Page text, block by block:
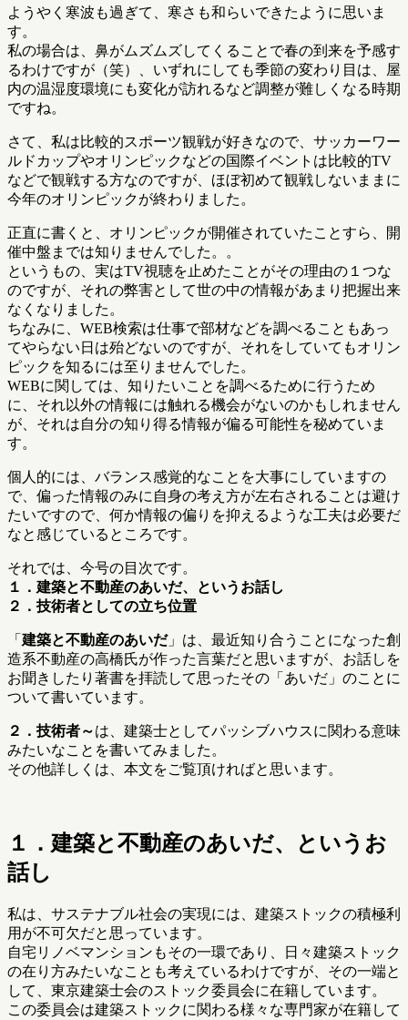
ようやく寒波も過ぎて、寒さも和らいできたように思いま
す。
私の場合は、鼻がムズムズしてくることで春の到来を予感す
るわけですが（笑）、いずれにしても季節の変わり目は、屋
内の温湿度環境にも変化が訪れるなど調整が難しくなる時期
ですね。
さて、私は比較的スポーツ観戦が好きなので、サッカーワー
ルドカップやオリンピックなどの国際イベントは比較的TV
などで観戦する方なのですが、ほぼ初めて観戦しないままに
今年のオリンピックが終わりました。
正直に書くと、オリンピックが開催されていたことすら、開
催中盤までは知りませんでした。。
というもの、実はTV視聴を止めたことがその理由の１つな
のですが、それの弊害として世の中の情報があまり把握出来
なくなりました。
ちなみに、WEB検索は仕事で部材などを調べることもあっ
てやらない日は殆どないのですが、それをしていてもオリン
ピックを知るには至りませんでした。
WEBに関しては、知りたいことを調べるために行うため
に、それ以外の情報には触れる機会がないのかもしれません
が、それは自分の知り得る情報が偏る可能性を秘めていま
す。
個人的には、バランス感覚的なことを大事にしていますの
で、偏った情報のみに自身の考え方が左右されることは避け
たいですので、何か情報の偏りを抑えるような工夫は必要だ
なと感じているところです。
それでは、今号の目次です。
１．建築と不動産のあいだ、というお話し
２．技術者としての立ち位置
「 建築と不動産のあいだ」は、最近知り合うことになった創
造系不動産の高橋氏が作った言葉だと思いますが、お話しを
お聞きしたり著書を拝読して思ったその「あいだ」のことに
ついて書いています。
２．技術者～は、建築士としてパッシブハウスに関わる意味
みたいなことを書いてみました。
その他詳しくは、本文をご覧頂ければと思います。
１．建築と不動産のあいだ、というお
話し
私は、サステナブル社会の実現には、建築ストックの積極利
用が不可欠だと思っています。
自宅リノベマンションもその一環であり、日々建築ストック
の在り方みたいなことも考えているわけですが、その一端と
して、東京建築士会のストック委員会に在籍しています。
この委員会は建築ストックに関わる様々な専門家が在籍して